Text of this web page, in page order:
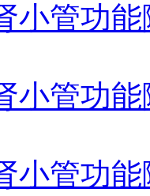
小管功
小管功
小管功